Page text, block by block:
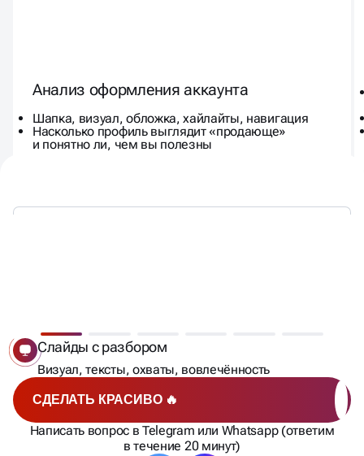
Анализ оформления аккаунта
Шапка, визуал, обложка, хайлайты, навигация
Насколько профиль выглядит «продающе»
и понятно ли, чем вы полезны
СОЦСЕТЕЙ НА ПРАКТИКЕ
СДЕЛАТЬ КРАСИВО 🔥
Написать вопрос в Telegram или Whatsapp (ответим
в течение 20 минут)
Слайды с разбором
Визуал, тексты, охваты, вовлечённость